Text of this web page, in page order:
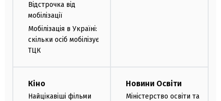
Відстрочка від
мобілізації
Мобілізація в Україні:
скільки осіб мобілізує
ТЦК
Кіно
Найцікавіші фільми
Новини Освіти
Міністерство освіти та